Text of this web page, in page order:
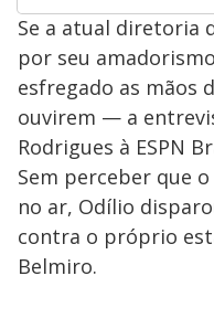
Se a atual diretoria
por seu
esfregado as mãos
ouvirem — a
Rodrigues à ESPN
Sem perceber que
no ar, Odílio
contra o próprio
Belmiro.